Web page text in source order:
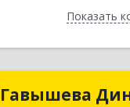
Показать
Гавышева